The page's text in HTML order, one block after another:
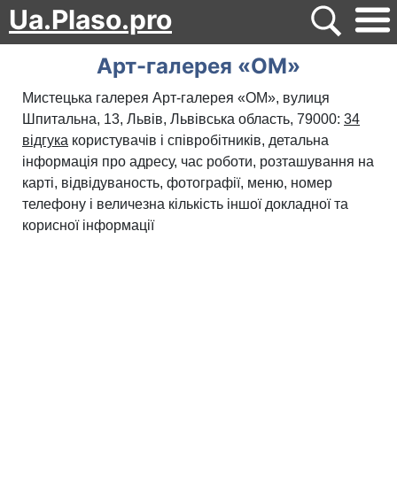
Ua.Plaso.pro
Арт-галерея «ОМ»
Мистецька галерея Арт-галерея «ОМ», вулиця
Шпитальна, 13, Львів, Львівська область, 79000: 34
відгука користувачів і співробітників, детальна
інформація про адресу, час роботи, розташування на
карті, відвідуваность, фотографії, меню, номер
телефону і величезна кількість іншої докладної та
корисної інформації